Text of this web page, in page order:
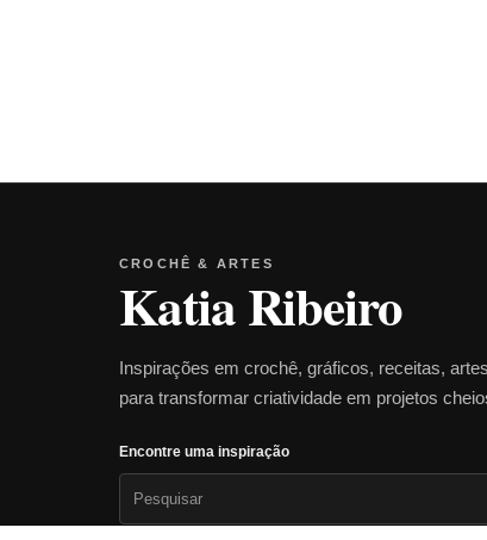
CROCHÊ & ARTES
Katia Ribeiro
Inspirações em crochê, gráficos, receitas,
para transformar criatividade em projetos
Encontre uma inspiração